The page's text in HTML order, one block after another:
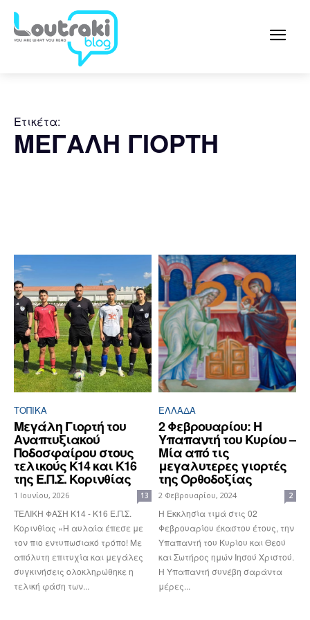
Ετικέτα:
ΜΕΓΑΛΗ ΓΙΟΡΤΗ
ΤΟΠΙΚΑ
Μεγάλη Γιορτή του
Αναπτυξιακού
Ποδοσφαίρου στους
τελικούς Κ14 και Κ16
της Ε.Π.Σ. Κορινθίας
1 Ιουνίου, 2026 13
ΤΕΛΙΚΗ ΦΑΣΗ Κ14 - Κ16 Ε.Π.Σ.
Κορινθίας «Η αυλαία έπεσε με
τον πιο εντυπωσιακό τρόπο! Με
απόλυτη επιτυχία και μεγάλες
συγκινήσεις ολοκληρώθηκε η
τελική φάση των...
ΕΛΛΆΔΑ
2 Φεβρουαρίου: Η
Υπαπαντή του Κυρίου –
Μία από τις
μεγαλυτερες γιορτές
της Ορθοδοξίας
2 Φεβρουαρίου, 2024 2
Η Εκκλησία τιμά στις 02
Φεβρουαρίου έκαστου έτους, την
Υπαπαντή του Κυρίου και Θεού
και Σωτήρος ημών Ιησού Χριστού.
Η Υπαπαντή συνέβη σαράντα
μέρες...